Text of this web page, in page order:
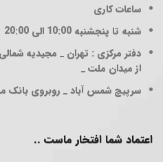
ساعات کاری
شنبه تا پنجشنبه 10:00 الی 20:00
دفتر مرکزی : تهران _ مجیدیه
از میدان ملت _
سرپیچ شمس آباد _ روبروی بانک ملت _
اعتماد شما افتخار ماست ..